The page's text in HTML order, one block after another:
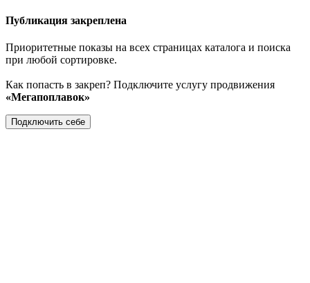
Публикация закреплена
Приоритетные показы на всех страницах каталога и поиска
при любой сортировке.
Как попасть в закреп? Подключите услугу продвижения
«Мегапоплавок»
Подключить себе